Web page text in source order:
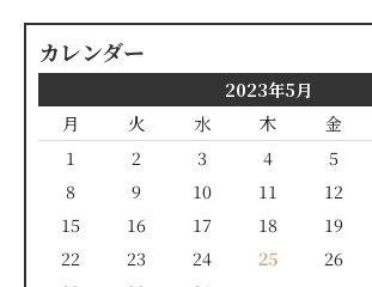
カレンダー
2023年5月
月
火 水 木 金
1
2 3 4 5
8
9 10 11 12
15
16 17 18 19
22
23 24 25 26